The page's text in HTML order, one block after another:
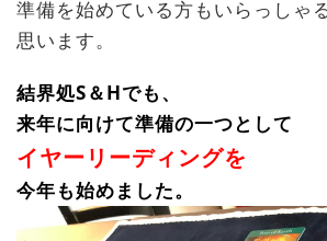
準備を始めている方もいらっしゃ
思います。
結界処S＆Hでも、
来年に向けて準備の一つとして
イヤーリーディングを
今年も始めました。